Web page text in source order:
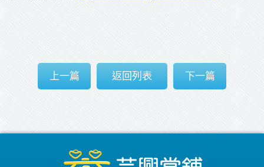
上一篇 返回列表 下一篇